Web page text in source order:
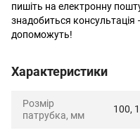
пишіть на електронну
знадобиться консультація
допоможуть!
Характеристики
Розмір
патрубка, мм
100,